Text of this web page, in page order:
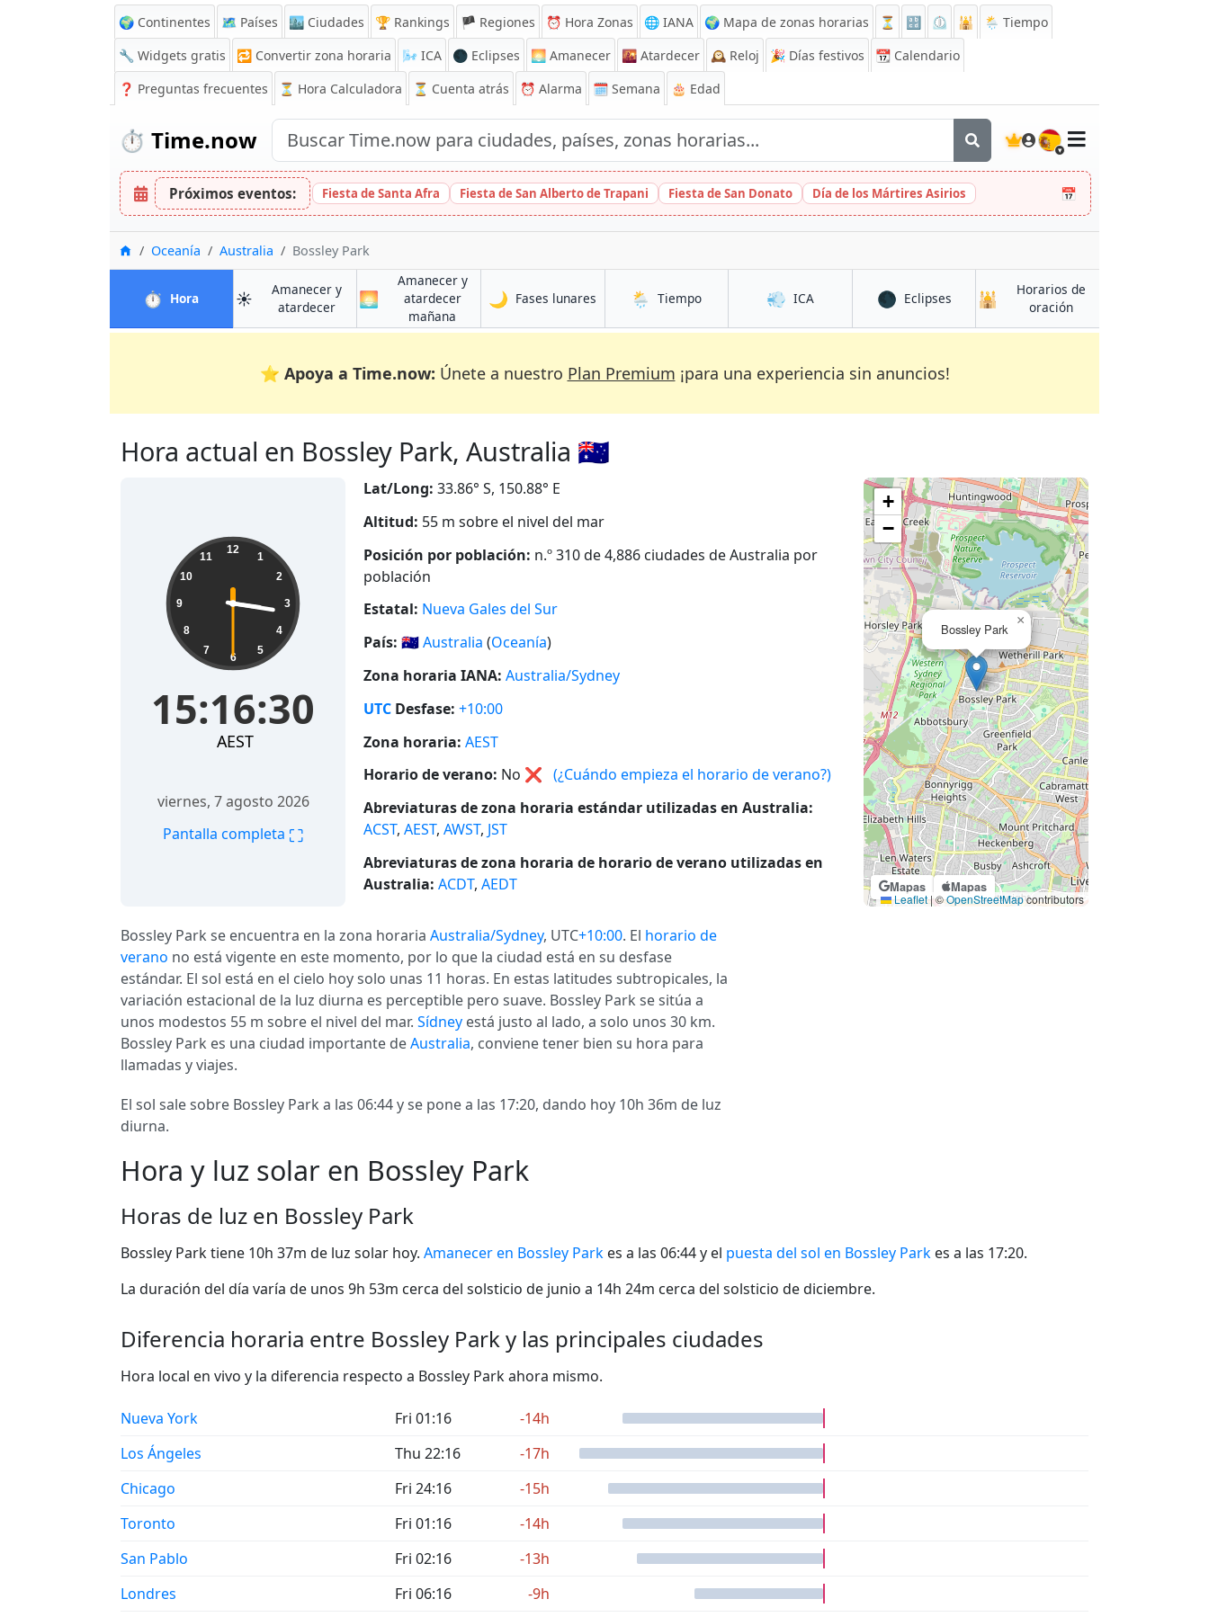
🌍 Continentes 🗺️ Países 🏙️ Ciudades 🏆 Rankings 🏴 Regiones ⏰ Hora Zonas 🌐 IANA 🌍 Mapa de zonas horarias ⏳ 🔡 ⏲️ 🕌
🌦️ Tiempo
🔧 Widgets gratis
🔁 Convertir zona horaria 🌬️ ICA 🌑 Eclipses 🌅 Amanecer 🌇 Atardecer 🕰️ Reloj 🎉 Días festivos 📆 Calendario
❓ Preguntas frecuentes ⏳ Hora Calculadora ⏳ Cuenta atrás ⏰ Alarma 🗓️ Semana 🎂 Edad
⏱️ Time.now 🇪🇸
Próximos eventos: Fiesta de Santa Afra Fiesta de San Alberto de Trapani Fiesta de San Donato Día de los Mártires Asirios 📅
InicioOceanía Australia Bossley Park
⏱️ Horaen Bossley Park
☀️
Amanecer y
atardeceren Bossley Park
🌅
Amanecer y
atardecer
mañana
🌙 Fases lunares en Bossley Park
🌦️ Tiempoen Bossley Park
💨 ICAen Bossley Park
🌑 Eclipsesen Bossley Park
🕌
Horarios de
oraciónen Bossley Park
⭐ Apoya a Time.now: Únete a nuestro Plan Premium ¡para una experiencia sin anuncios!
Hora actual en Bossley Park, Australia 🇦🇺
15:16:31 12
1
2
3
4
5
6
7
8
9
10
11
15:16:31
AEST
viernes, 7 agosto 2026
Pantalla completa ⛶
Lat/Long: 33.86° S, 150.88° E
Altitud: 55 m sobre el nivel del mar
Posición por población: n.º 310 de 4,886 ciudades de Australia por
población
Estatal: Nueva Gales del Sur
País: 🇦🇺Australia (Oceanía)
Zona horaria IANA: Australia/Sydney
UTC Desfase: +10:00
Zona horaria: AEST
Horario de verano: No ❌ (¿Cuándo empieza el horario de verano?)
Abreviaturas de zona horaria estándar utilizadas en Australia:
ACST, AEST, AWST, JST
Abreviaturas de zona horaria de horario de verano utilizadas en
Australia: ACDT, AEDT Mapas Mapas
Bossley Park
×
+
−
Leaflet|©OpenStreetMapcontributors
Bossley Park se encuentra en la zona horaria Australia/Sydney, UTC+10:00. El horario de
verano no está vigente en este momento, por lo que la ciudad está en su desfase
estándar. El sol está en el cielo hoy solo unas 11 horas. En estas latitudes subtropicales, la
variación estacional de la luz diurna es perceptible pero suave. Bossley Park se sitúa a
unos modestos 55 m sobre el nivel del mar. Sídney está justo al lado, a solo unos 30 km.
Bossley Park es una ciudad importante deAustralia, conviene tener bien su hora para
llamadas y viajes.
El sol sale sobre Bossley Park a las 06:44 y se pone a las 17:20, dando hoy 10h 36m de luz
diurna.
Hora y luz solar en Bossley Park
Horas de luz en Bossley Park
Bossley Park tiene 10h 37m de luz solar hoy. Amanecer en Bossley Park es a las 06:44 y el puesta del sol en Bossley Park es a las 17:20.
La duración del día varía de unos 9h 53m cerca del solsticio de junio a 14h 24m cerca del solsticio de diciembre.
Diferencia horaria entre Bossley Park y las principales ciudades
Hora local en vivo y la diferencia respecto a Bossley Park ahora mismo.
Nueva York Fri 01:16
-14h
Los Ángeles
Thu 22:16
-17h
Chicago
Fri 24:16
-15h
Toronto
Fri 01:16
-14h
San Pablo
Fri 02:16
-13h
Londres
Fri 06:16
-9h